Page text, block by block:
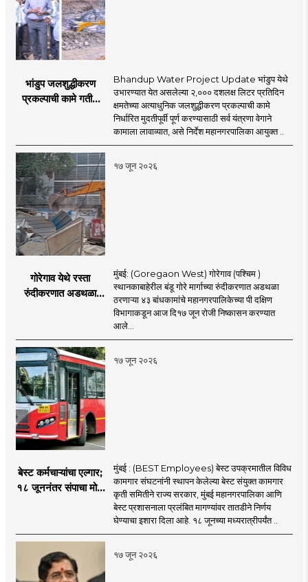
भांडुप जलशुद्धीकरण
प्रकल्पाची कामे गतीने
Bhandup Water Project Update भांडुप येथे
उभारण्यात येत असलेल्या २,००० दशलक्ष लिटर प्रतिदिन
क्षमतेच्या अत्याधुनिक जलशुद्धीकरण प्रकल्पाची कामे
निर्धारित मुदतीपूर्वी पूर्ण करण्यासाठी सर्व यंत्रणा वेगाने
कामाला लावाव्यात, असे निर्देश महानगरपालिका आयुक्त ..
१७ जून २०२६
गोरेगाव येथे रस्ता
रुंदीकरणात अडथळा
मुंबई: (Goregaon West) गोरेगाव (पश्चिम )
स्थानकाबाहेरील बंडू गोरे मार्गाच्या रुंदीकरणात अडथळा
ठरणाऱ्या ४३ बांधकामांचे महानगरपालिकेच्या पी दक्षिण
विभागाकडून आज दि१७ जून रोजी निष्कासन करण्यात
आले...
१७ जून २०२६
बेस्ट कर्मचाऱ्यांचा एल्गार;
१८ जूननंतर संपाचा मोठा
मुंबई : (BEST Employees) बेस्ट उपक्रमातील विविध
कामगार संघटनांनी स्थापन केलेल्या बेस्ट संयुक्त कामगार
कृती समितीने राज्य सरकार, मुंबई महानगरपालिका आणि
बेस्ट प्रशासनाला प्रलंबित मागण्यांवर तातडीने निर्णय
घेण्याचा इशारा दिला आहे. १८ जूनच्या मध्यरात्रीपर्यंत ..
१७ जून २०२६